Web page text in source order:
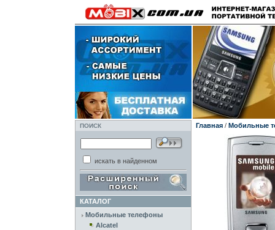
ПОИСК
искать в найденном
КАТАЛОГ
Мобильные телефоны
Alcatel
Главная/ Мобильные